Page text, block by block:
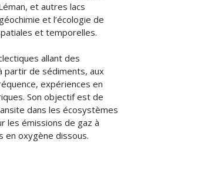
et autres lacs
et l’écologie de
et temporelles.
allant des
partir de sédiments, aux
expériences en
Son objectif est de
dans les écosystèmes
les émissions de gaz à
en oxygène dissous.